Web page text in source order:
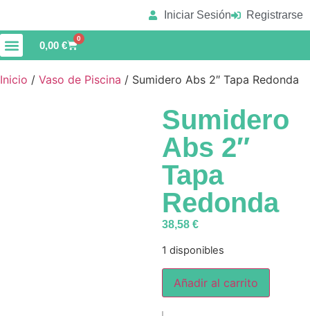
Iniciar Sesión Registrarse
0,00 €
0
Inicio / Vaso de Piscina / Sumidero Abs 2″ Tapa Redonda
Sumidero
Abs 2″
Tapa
Redonda
38,58 €
1 disponibles
Añadir al carrito